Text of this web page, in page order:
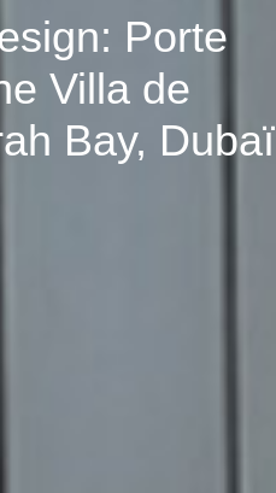
Porte
Villa de
Bay, Dubaï